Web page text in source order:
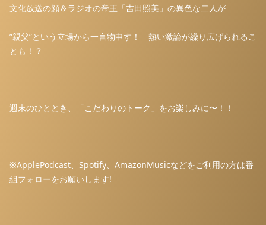
文化放送の顔＆ラジオの帝王「吉田照美」の異色な二人が
”親父”という立場から一言物申す！ 熱い激論が繰り広げられるこ
とも！？
週末のひととき、「こだわりのトーク」をお楽しみに〜！！
※ApplePodcast、Spotify、AmazonMusicなどをご利用の方は番
組フォローをお願いします!